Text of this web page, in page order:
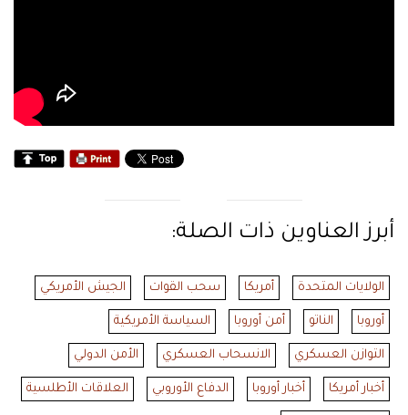
أبرز العناوين ذات الصلة:
الولايات المتحدة أمريكا سحب القوات الجيش الأمريكي
أوروبا الناتو أمن أوروبا السياسة الأمريكية
التوازن العسكري الانسحاب العسكري الأمن الدولي
أخبار أمريكا أخبار أوروبا الدفاع الأوروبي العلاقات الأطلسية